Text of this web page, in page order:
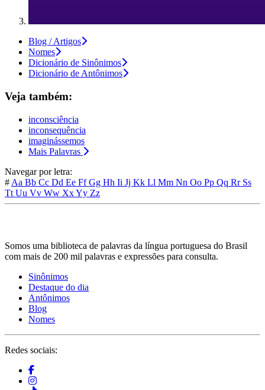
Blog / Artigos
Nomes
Dicionário de Sinônimos
Dicionário de Antônimos
Veja também:
inconsciência
inconsequência
imaginássemos
Mais Palavras
Navegar por letra:
# Aa Bb Cc Dd Ee FfGg Hh Ii Jj Kk Ll Mm Nn Oo Pp Qq Rr Ss
Tt Uu Vv Ww XxYy Zz
Somos uma biblioteca de palavras da língua portuguesa do Brasil
com mais de 200 mil palavras e expressões para consulta.
Sinônimos
Destaque do dia
Antônimos
Blog
Nomes
Redes sociais: